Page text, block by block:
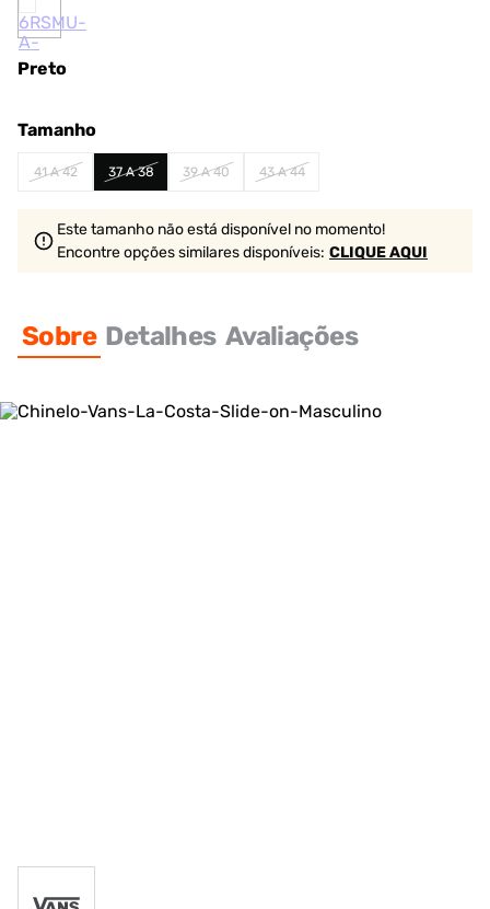
Preto
Tamanho
41 A 42 37 A 38 39 A 40 43 A 44
Este tamanho não está disponível no momento!
Encontre opções similaresdisponíveis: CLIQUE AQUI
Sobre Detalhes Avaliações